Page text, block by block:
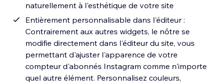
naturellement à l'esthétique de votre site
Entièrement personnalisable dans l'éditeur :
Contrairement aux autres widgets, le nôtre se
modifie directement dans l'éditeur du site, vous
permettant d'ajuster l'apparence de votre
compteur d'abonnés Instagram comme n'importe
quel autre élément. Personnalisez couleurs,